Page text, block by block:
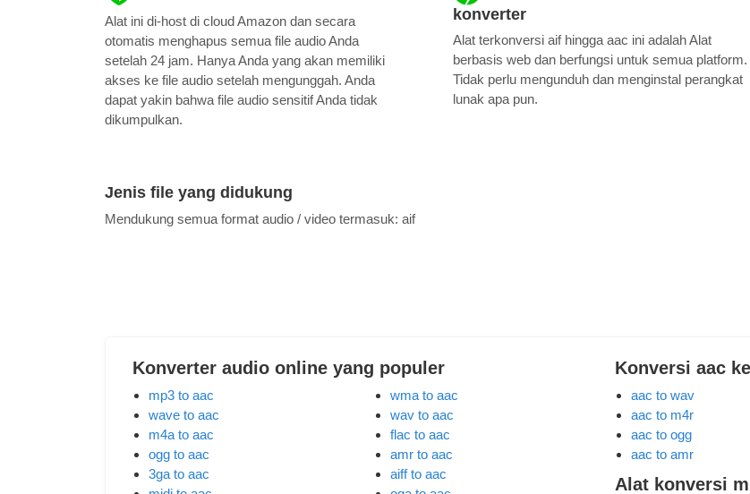
Alat ini di-host di cloud Amazon dan secara
otomatis menghapus semua file audio Anda
setelah 24 jam. Hanya Anda yang akan memiliki
akses ke file audio setelah mengunggah. Anda
dapat yakin bahwa file audio sensitif Anda tidak
dikumpulkan.
konverter
Alat terkonversi aif hingga aac ini adalah Alat
berbasis web dan berfungsi untuk semua platform.
Tidak perlu mengunduh dan menginstal perangkat
lunak apa pun.
Jenis file yang didukung
Mendukung semua format audio / video termasuk: aif
Konverter audio online yang populer
mp3 to aac
wave to aac
m4a to aac
ogg to aac
3ga to aac
wma to aac
wav to aac
flac to aac
amr to aac
aiff to aac
Konversi aac
aac to wav
aac to m4r
aac to ogg
aac to amr
Alat konversi